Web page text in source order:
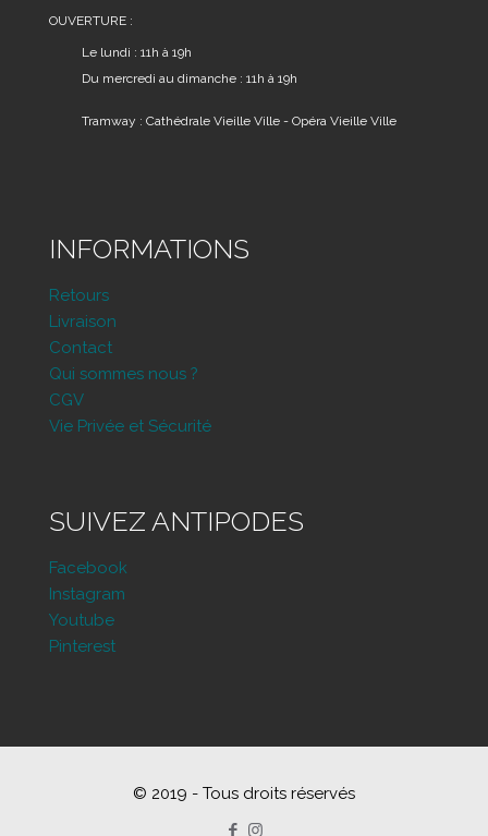
OUVERTURE :
Le lundi : 11h à 19h
Du mercredi au dimanche : 11h à 19h
Tramway : Cathédrale Vieille Ville - Opéra Vieille Ville
INFORMATIONS
Retours
Livraison
Contact
Qui sommes nous ?
CGV
Vie Privée et Sécurité
SUIVEZ ANTIPODES
Facebook
Instagram
Youtube
Pinterest
© 2019 - Tous droits réservés